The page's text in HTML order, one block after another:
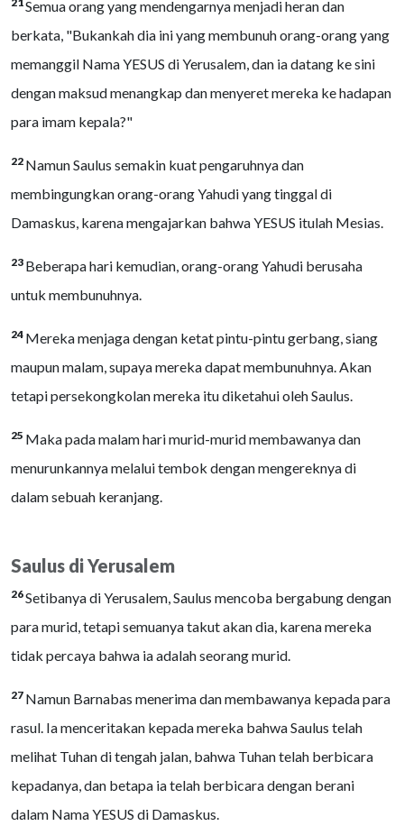
Semua orang yang mendengarnya menjadi heran dan
berkata, "Bukankah dia ini yang membunuh orang-orang yang
memanggil Nama YESUS di Yerusalem, dan ia datang ke sini
dengan maksud menangkap dan menyeret mereka ke hadapan
para imam kepala?"
22 Namun Saulus semakin kuat pengaruhnya dan
membingungkan orang-orang Yahudi yang tinggal di
Damaskus, karena mengajarkan bahwa YESUS itulah Mesias.
23 Beberapa hari kemudian, orang-orang Yahudi berusaha
untuk membunuhnya.
24 Mereka menjaga dengan ketat pintu-pintu gerbang, siang
maupun malam, supaya mereka dapat membunuhnya. Akan
tetapi persekongkolan mereka itu diketahui oleh Saulus.
25 Maka pada malam hari murid-murid membawanya dan
menurunkannya melalui tembok dengan mengereknya di
dalam sebuah keranjang.
Saulus di Yerusalem
26Setibanya di Yerusalem, Saulus mencoba bergabung dengan
para murid, tetapi semuanya takut akan dia, karena mereka
tidak percaya bahwa ia adalah seorang murid.
27 Namun Barnabas menerima dan membawanya kepada para
rasul. Ia menceritakan kepada mereka bahwa Saulus telah
melihat Tuhan di tengah jalan, bahwa Tuhan telah berbicara
kepadanya, dan betapa ia telah berbicara dengan berani
dalam Nama YESUS di Damaskus.